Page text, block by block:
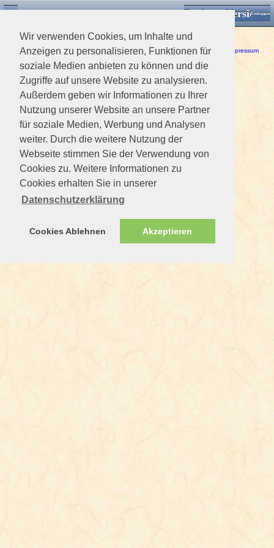
Wir verwenden Cookies, um Inhalte und
Anzeigen zu personalisieren, Funktionen für
soziale Medien anbieten zu können und die
Zugriffe auf unsere Website zu analysieren.
Außerdem geben wir Informationen zu Ihrer
Nutzung unserer Website an unsere Partner
für soziale Medien, Werbung und Analysen
weiter. Durch die weitere Nutzung der
Webseite stimmen Sie der Verwendung von
Cookies zu. Weitere Informationen zu
Cookies erhalten Sie in unserer
Datenschutzerklärung
Cookies Ablehnen Akzeptieren
Desktop VersionEinloggen
Ein Fehler ist aufgetreten!
Haftungsausschluss / Nutzungsbedingungen- Datenschutzerklärung Impressum